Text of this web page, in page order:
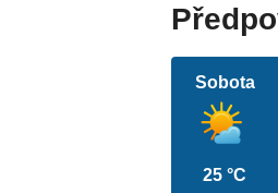
Sobota
25 °C